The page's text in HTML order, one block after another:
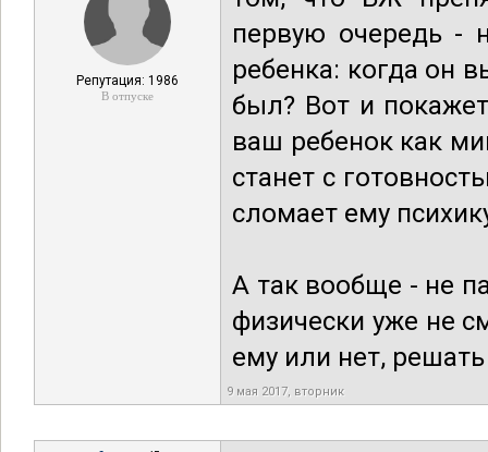
Репутация: 1986
В отпуске
первую очередь -
ребенка: когда он
был? Вот и
ваш ребенок как
станет с
сломает ему
А так вообще - не
физически уже не
ему или нет,
9 мая 2017, вторник